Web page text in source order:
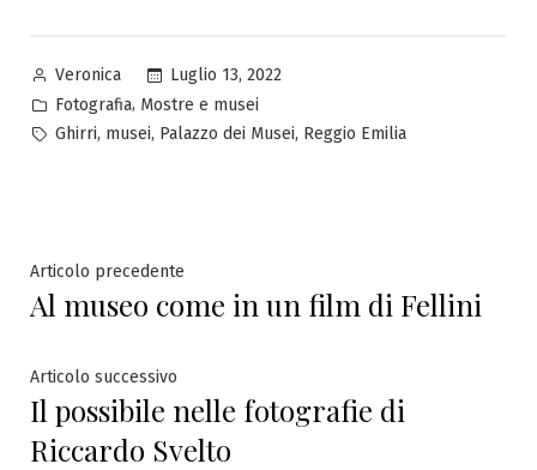
Pubblicato
da
Veronica
Luglio 13, 2022
Pubblicato
in
Fotografia, Mostre e musei
Tag:
Ghirri, musei, Palazzo dei Musei, Reggio Emilia
Navigazione
articoli
Articolo precedente
precedente:
Al museo come in un film di Fellini
Articolo successivo
successivo:
Il possibile nelle fotografie di
Riccardo Svelto